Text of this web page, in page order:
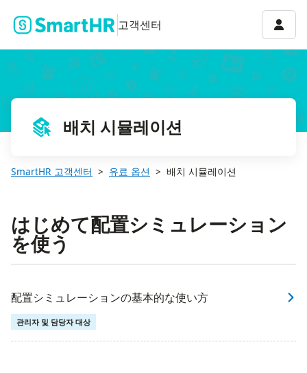
고객센터 계정
배치 시뮬레이션
SmartHR 고객센터 유료 옵션 배치 시뮬레이션
はじめて配置シミュレーション
を使う
配置シミュレーションの基本的な使い方
관리자 및 담당자 대상